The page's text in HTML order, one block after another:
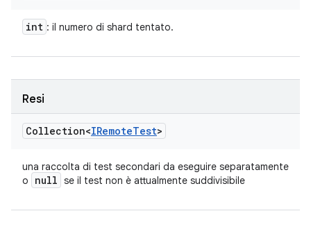
int : il numero di shard tentato.
Resi
Collection<IRemoteTest>
una raccolta di test secondari da eseguire separatamente
o
null se il test non è attualmente suddivisibile